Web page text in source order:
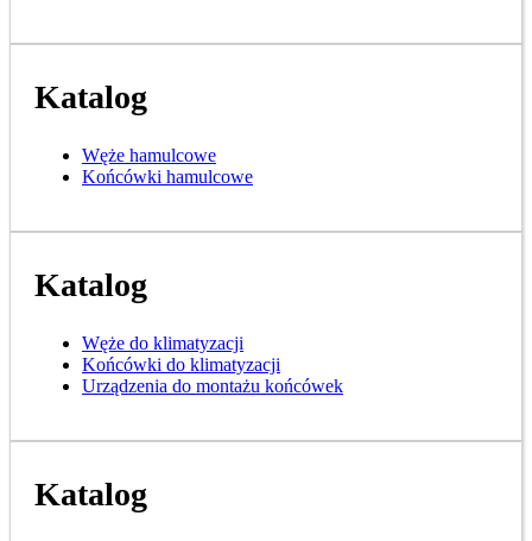
Katalog
Węże hamulcowe
Końcówki hamulcowe
Katalog
Węże do klimatyzacji
Końcówki do klimatyzacji
Urządzenia do montażu końcówek
Katalog